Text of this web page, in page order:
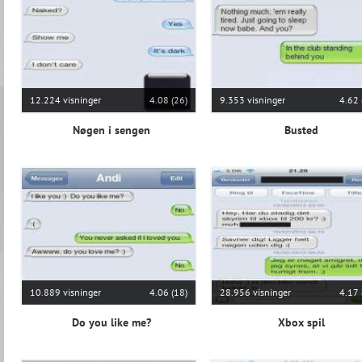
12.224 visninger 4.08 (26)
Nøgen i sengen
9.353 visninger 4.62
Busted
10.889 visninger 4.06 (18)
Do you like me?
28.956 visninger 4.17
Xbox spil